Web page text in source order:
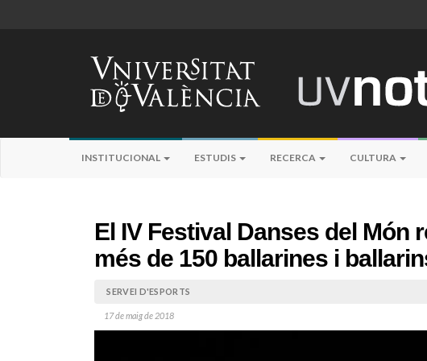
INSTITUCIONAL ESTUDIS RECERCA CULTURA
El IV Festival Danses del Món
més de 150 ballarines i
SERVEI D'ESPORTS
17 de maig de 2018